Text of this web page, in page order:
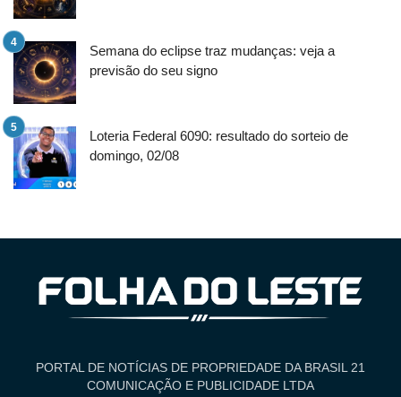
Semana do eclipse traz mudanças: veja a
previsão do seu signo
Loteria Federal 6090: resultado do sorteio de
domingo, 02/08
PORTAL DE NOTÍCIAS DE PROPRIEDADE DA BRASIL 21
COMUNICAÇÃO E PUBLICIDADE LTDA